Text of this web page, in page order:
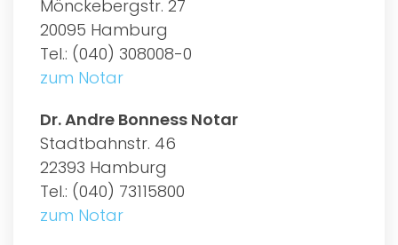
Mönckebergstr. 27
20095 Hamburg
Tel.: (040) 308008-0
zum Notar
Dr. Andre Bonness Notar
Stadtbahnstr. 46
22393 Hamburg
Tel.: (040) 73115800
zum Notar